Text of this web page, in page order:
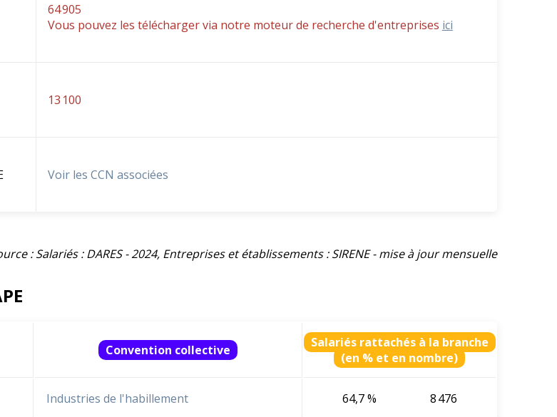
64 905
Vous pouvez les télécharger via notre moteur de recherche d'entreprises ici
13 100
Voir les CCN associées
: Salariés : DARES - 2024, Entreprises et établissements : SIRENE - mise à jour mensuelle
Convention collective
Salariés rattachés à la branche
(en % et en nombre)
Industries de l'habillement 64,7 % 8 476